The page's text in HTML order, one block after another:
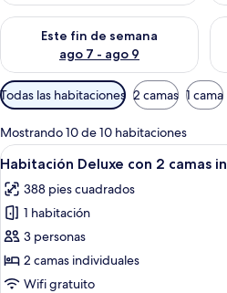
Este fin de semana
ago 7 - ago 9
Consulta la disponibilidad para
Filtros
disponibles
para
las
habitaciones
Todas las habitaciones 2 camas 1 cama
Mostrando 10 de 10 habitaciones
Abrir
todas
las
fotos
de
Habitación
Deluxe
3
Habitación Deluxe con 2 camas
388 pies cuadrados
1 habitación
3 personas
2 camas individuales
Wifi gratuito